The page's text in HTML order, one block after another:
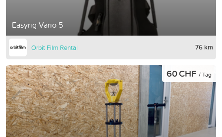
Easyrig Vario 5
Orbit Film Rental 76 km
60 CHF / Tag